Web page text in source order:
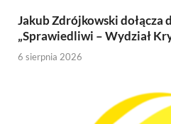
Jakub Zdrójkowski dołącza
„Sprawiedliwi – Wydział
6 sierpnia 2026